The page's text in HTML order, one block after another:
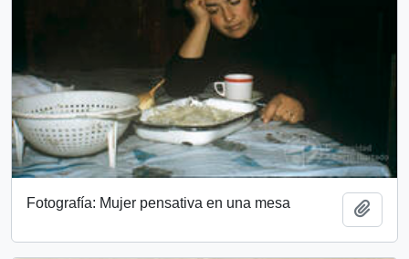
Fotografía: Mujer pensativa en una mesa